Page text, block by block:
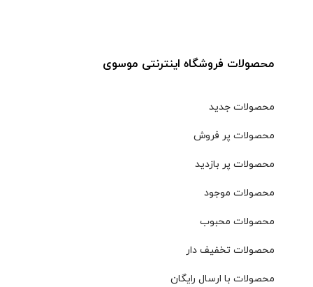
محصولات فروشگاه اینترنتی موسوی
محصولات جدید
محصولات پر فروش
محصولات پر بازدید
محصولات موجود
محصولات محبوب
محصولات تخفیف دار
محصولات با ارسال رایگان